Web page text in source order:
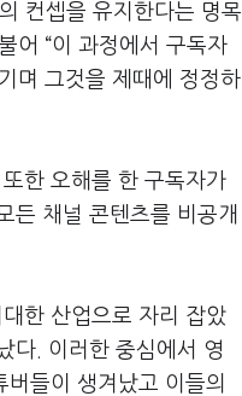
컨셉을 유지한다는 명목
어 “이 과정에서 구독자
며 그것을 제때에 정정하
또한 오해를 한 구독자가
든 채널 콘텐츠를 비공개
한 산업으로 자리 잡았
다
이러한 중심에서 영
들이 생겨났고 이들의